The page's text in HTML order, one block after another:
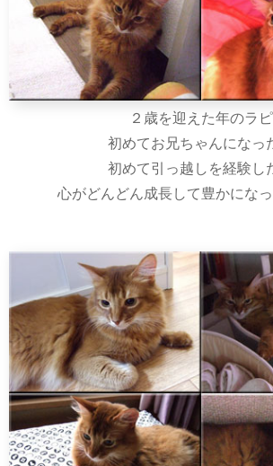
２歳を迎えた年のラピ
初めてお兄ちゃんになっ
初めて引っ越しを経験し
心がどんどん成長して豊かにな